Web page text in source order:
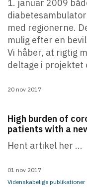
1. januar 2009
med regionerne.
mulig efter en
Vi håber, at rigtig
deltage i projektet
20 nov 2017
High burden of
patients with a
Hent artikel her ...
01 nov 2017
Videnskabelige publikationer